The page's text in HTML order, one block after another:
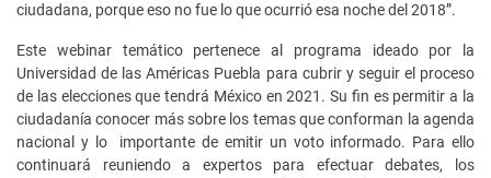
ciudadana, porque eso no fue lo que ocurrió esa noche del 2018”.
Este webinar temático pertenece al programa ideado por la
Universidad de las Américas Puebla para cubrir y seguir el proceso
de las elecciones que tendrá México en 2021. Su fin es permitir a la
ciudadanía conocer más sobre los temas que conforman la agenda
nacional y lo importante de emitir un voto informado. Para ello
continuará reuniendo a expertos para efectuar debates, los